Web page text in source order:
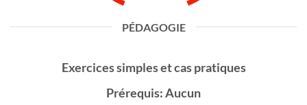
PÉDAGOGIE
Exercices simples et cas pratiques
Prérequis: Aucun